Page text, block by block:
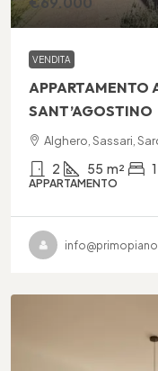
VENDITA
APPARTAMENTO
SANT’AGOSTINO
Alghero, Sassari,
2 55 m² 1
APPARTAMENTO